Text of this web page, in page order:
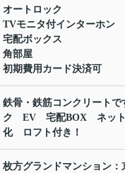
オートロック
TVモニタ付インターホン
宅配ボックス
角部屋
初期費用カード決済可
鉄骨・鉄筋コンクリートで
ク EV 宅配BOX ネッ
化 ロフト付き！
枚方グランドマンション：